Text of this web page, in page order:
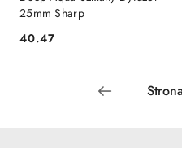
25mm Sharp
Cena:
40.47